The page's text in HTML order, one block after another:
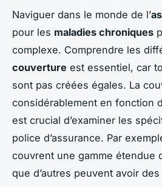
Naviguer dans le monde de l’
pour les maladies chroniques
complexe. Comprendre les
couverture est essentiel, car
sont pas créées égales. La
considérablement en fonction
est crucial d’examiner les
police d’assurance. Par
couvrent une gamme étendue
que d’autres peuvent avoir